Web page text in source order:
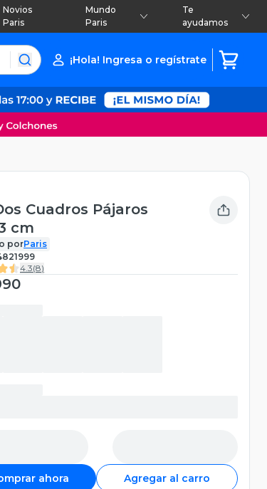
Novios
Paris
Mundo
Paris
Te
ayudamos
¡Hola! Ingresa o regístrate
Cuadros Pájaros
cm
porParis
4.3(8)
ahora Agregar al carro